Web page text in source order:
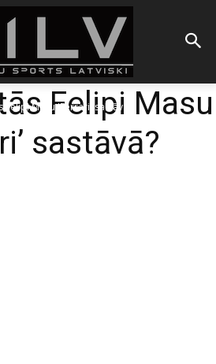
Felipi Masu 'Ferrari' sastāvā?
Felipi Masu
sastāvā?